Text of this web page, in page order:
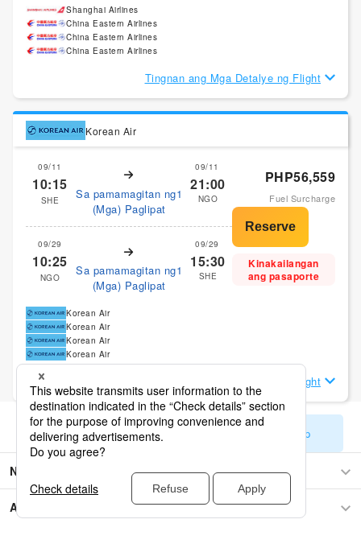
Shanghai Airlines
China Eastern Airlines
China Eastern Airlines
China Eastern Airlines
Tingnan ang Mga Detalye ng Flight
Korean Air
09/11
10:15
SHE
Sa pamamagitan ng1
(Mga) Paglipat
09/11
21:00
NGO
09/29
10:25
NGO
Sa pamamagitan ng1
(Mga) Paglipat
09/29
15:30
SHE
PHP56,559
Fuel Surcharge
Kinakailangan
ang pasaporte
Korean Air
Korean Air
Korean Air
Korean Air
Tingnan ang Mga Detalye ng Flight
Ipakita ang mga natitirang resulta sa paghahanap
Nagoya
Asya